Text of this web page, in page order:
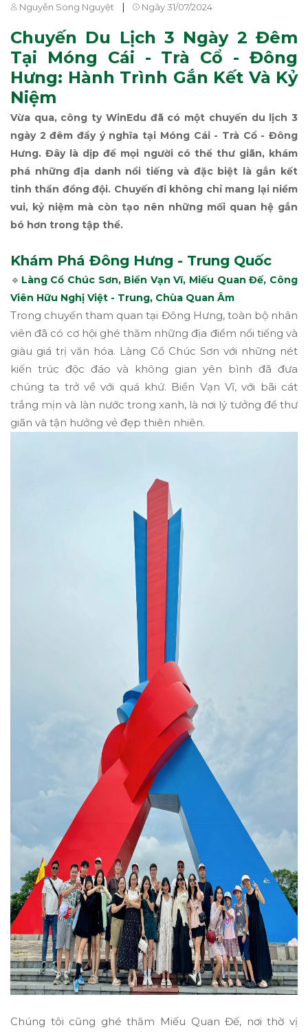
Nguyễn Song Nguyệt | Ngày 31/07/2024
Chuyến Du Lịch 3 Ngày 2 Đêm
Tại Móng Cái - Trà Cổ - Đông
Hưng: Hành Trình Gắn Kết Và Kỷ
Niệm
Vừa qua, công ty WinEdu đã có một chuyến du lịch 3
ngày 2 đêm đầy ý nghĩa tại Móng Cái - Trà Cổ - Đông
Hưng. Đây là dịp để mọi người có thể thư giãn, khám
phá những địa danh nổi tiếng và đặc biệt là gắn kết
tinh thần đồng đội. Chuyến đi không chỉ mang lại niềm
vui, kỷ niệm mà còn tạo nên những mối quan hệ gắn
bó hơn trong tập thể.
Khám Phá Đông Hưng - Trung Quốc
🔹 Làng Cổ Chúc Sơn, Biển Vạn Vĩ, Miếu Quan Đế, Công
Viên Hữu Nghị Việt - Trung, Chùa Quan Âm
Trong chuyến tham quan tại Đông Hưng, toàn bộ nhân
viên đã có cơ hội ghé thăm những địa điểm nổi tiếng và
giàu giá trị văn hóa. Làng Cổ Chúc Sơn với những nét
kiến trúc độc đáo và không gian yên bình đã đưa
chúng ta trở về với quá khứ. Biển Vạn Vĩ, với bãi cát
trắng mịn và làn nước trong xanh, là nơi lý tưởng để thư
giãn và tận hưởng vẻ đẹp thiên nhiên.
Chúng tôi cũng ghé thăm Miếu Quan Đế, nơi thờ vị